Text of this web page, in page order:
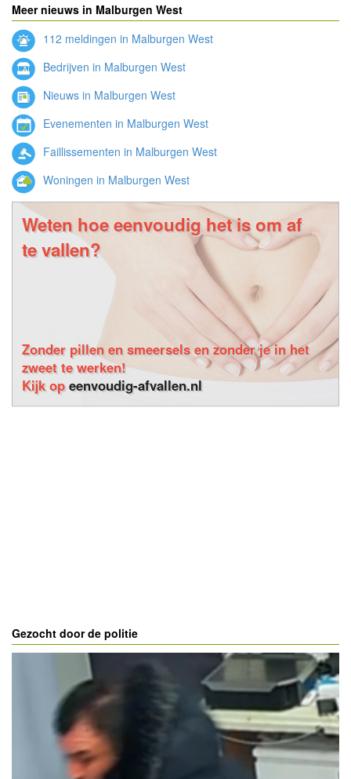
Meer nieuws in Malburgen West
112 meldingen in Malburgen West
Bedrijven in Malburgen West
Nieuws in Malburgen West
Evenementen in Malburgen West
Faillissementen in Malburgen West
Woningen in Malburgen West
Weten hoe eenvoudig het is om af
te vallen?
Zonder pillen en smeersels en zonder je in het
zweet te werken!
Kijk opeenvoudig-afvallen.nl
Gezocht door de politie